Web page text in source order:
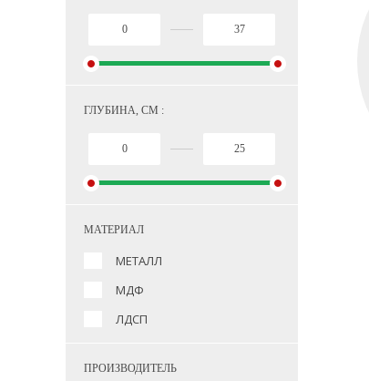
ГЛУБИНА, СМ :
МАТЕРИАЛ
МЕТАЛЛ
МДФ
ЛДСП
ПРОИЗВОДИТЕЛЬ